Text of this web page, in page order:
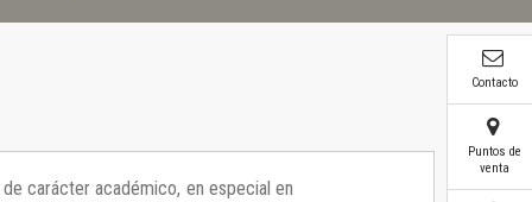
carácter académico, en especial en
Contacto
Puntos de
venta